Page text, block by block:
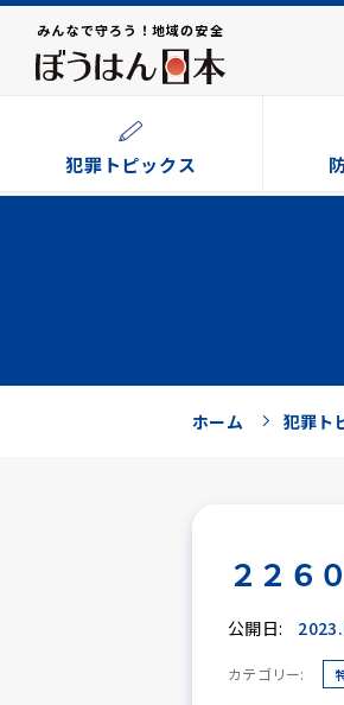
みんなで守ろう！地域の安全
犯罪トピックス
ホーム 犯罪ト
２２６
公開日:
カテゴリー: